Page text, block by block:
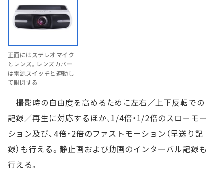
正面にはステレオマイク
とレンズ。レンズカバー
は電源スイッチと連動し
て開閉する
撮影時の自由度を高めるために左右／上下反転での
記録／再生に対応するほか、1/4倍・1/2倍のスローモー
ション及び、4倍・2倍のファストモーション（早送り記
録）も行える。静止画および動画のインターバル記録も
行える。